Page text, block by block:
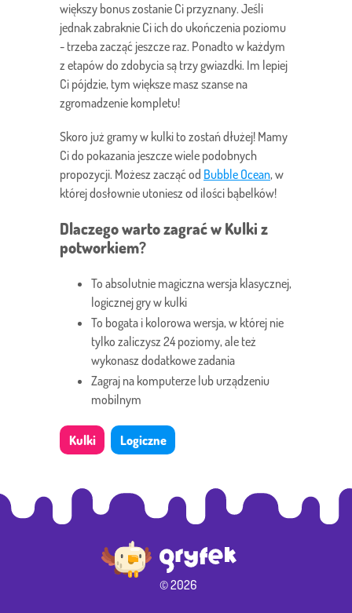
większy bonus zostanie Ci przyznany. Jeśli
jednak zabraknie Ci ich do ukończenia poziomu
- trzeba zacząć jeszcze raz. Ponadto w każdym
z etapów do zdobycia są trzy gwiazdki. Im lepiej
Ci pójdzie, tym większe masz szanse na
zgromadzenie kompletu!
Skoro już gramy w kulki to zostań dłużej! Mamy
Ci do pokazania jeszcze wiele podobnych
propozycji. Możesz zacząć od Bubble Ocean, w
której dosłownie utoniesz od ilości bąbelków!
Dlaczego warto zagrać w Kulki z
potworkiem?
To absolutnie magiczna wersja klasycznej,
logicznej gry w kulki
To bogata i kolorowa wersja, w której nie
tylko zaliczysz 24 poziomy, ale też
wykonasz dodatkowe zadania
Zagraj na komputerze lub urządzeniu
mobilnym
Kulki Logiczne
© 2026